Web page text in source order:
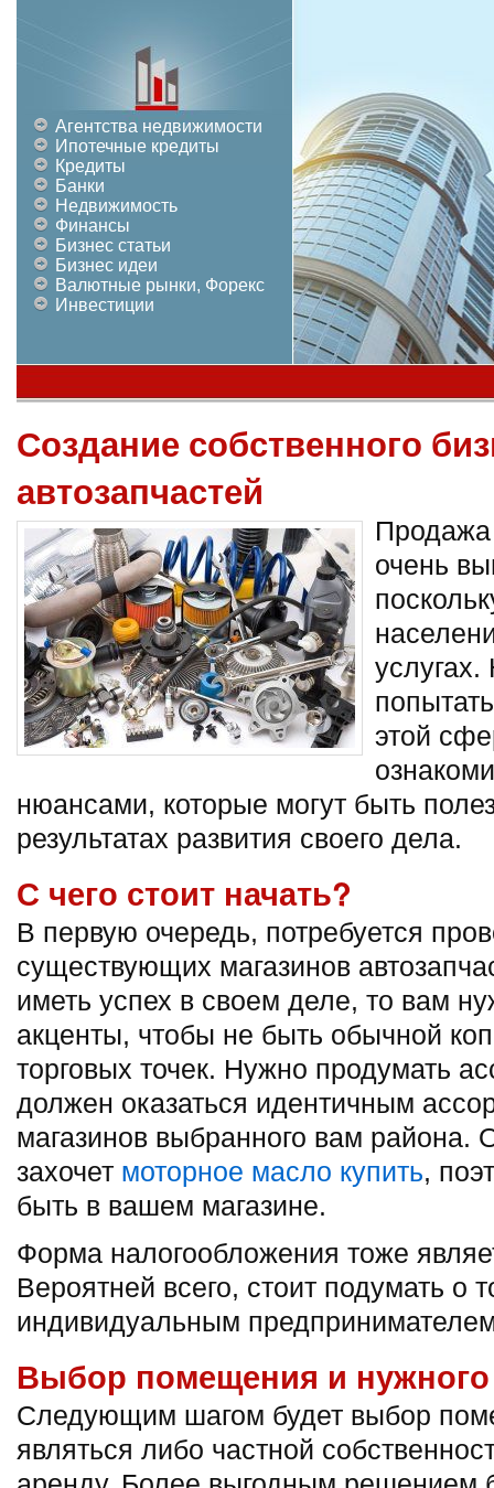
Агентства недвижимости
Ипотечные кредиты
Кредиты
Банки
Недвижимость
Финансы
Бизнес статьи
Бизнес идеи
Валютные рынки, Форекс
Инвестиции
Создание собственного
автозапчастей
Продажа
очень
услугах.
этой
нюансами, которые могут быть
результатах развития своего дела.
С чего стоит начать?
В первую очередь, потребуется
существующих магазинов
иметь успех в своем деле, то вам
акценты, чтобы не быть обычной
торговых точек. Нужно продумать
должен оказаться идентичным
магазинов выбранного вам района.
захочет моторное масло купить,
быть в вашем магазине.
Форма налогообложения тоже
Вероятней всего, стоит подумать о
индивидуальным
Выбор помещения и
Следующим шагом будет выбор
являться либо частной